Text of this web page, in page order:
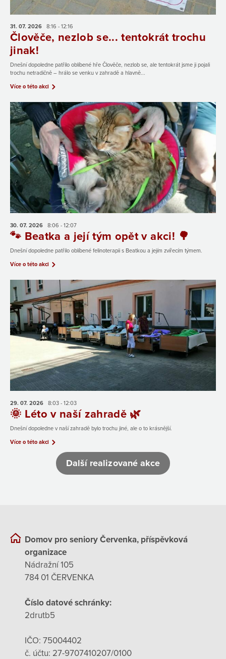
31. 07. 2026 8:16 - 12:16
Člověče, nezlob se... tentokrát trochu
jinak!
Dnešní dopoledne patřilo oblíbené hře Člověče, nezlob se, ale tentokrát jsme ji pojali
trochu netradičně – hrálo se venku v zahradě a hlavně...
Více o této akci
30. 07. 2026 8:06 - 12:07
🐾 Beatka a její tým opět v akci! 🌳
Dnešní dopoledne patřilo oblíbené felinoterapii s Beatkou a jejím zvířecím týmem.
Více o této akci
29. 07. 2026 8:03 - 12:03
🌞 Léto v naší zahradě 🌿
Dnešní dopoledne v naší zahradě bylo trochu jiné, ale o to krásnější.
Více o této akci
Další realizované akce
Domov pro seniory Červenka, příspěvková
organizace
Nádražní 105
784 01 ČERVENKA
Číslo datové schránky:
2drutb5
IČO: 75004402
č. účtu: 27-9707410207/0100